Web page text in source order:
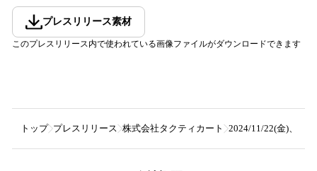
プレスリリース素材
このプレスリリース内で使われている画像ファイルがダウンロードできます
トップ プレスリリース 株式会社タクティカート 2024/11/22(金)、第4